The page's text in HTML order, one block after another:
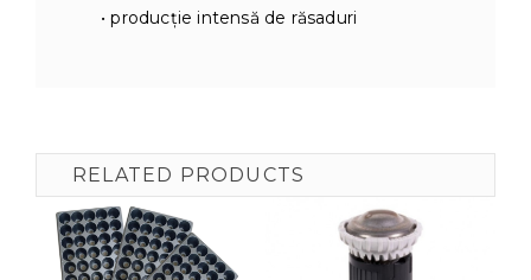
• producție intensă de răsaduri
RELATED PRODUCTS